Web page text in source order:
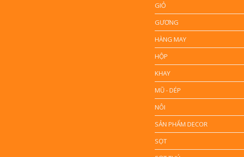
GIỎ
GƯƠNG
HÀNG MAY
HỘP
KHAY
MŨ - DÉP
NÔI
SẢN PHẨM DECOR
SỌT